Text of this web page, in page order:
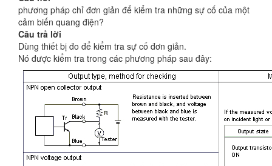
phương pháp chỉ đơn giản để kiểm tra những sự cố của một
cảm biến quang điện?
Câu trả lời
Dùng thiết bị đo để kiểm tra sự cố đơn giản.
Nó được kiểm tra trong các phương pháp sau đây: